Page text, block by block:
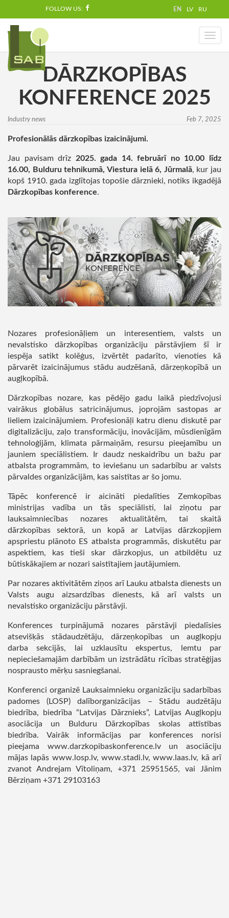
FOLLOW US: EN LV RU
Toggle
DĀRZKOPĪBAS
KONFERENCE 2025
Industry news Feb 7, 2025
Profesionālās dārzkopības izaicinājumi.
Jau pavisam drīz 2025. gada 14. februārī no 10.00 līdz
16.00, Bulduru tehnikumā, Viestura ielā 6, Jūrmalā, kur jau
kopš 1910. gada izglītojas topošie dārznieki, notiks ikgadējā
Dārzkopības konference.
Nozares profesionāļiem un interesentiem, valsts un
nevalstisko dārzkopības organizāciju pārstāvjiem šī ir
iespēja satikt kolēģus, izvērtēt padarīto, vienoties kā
pārvarēt izaicinājumus stādu audzēšanā, dārzeņkopībā un
augļkopībā.
Dārzkopības nozare, kas pēdējo gadu laikā piedzīvojusi
vairākus globālus satricinājumus, joprojām sastopas ar
lieliem izaicinājumiem. Profesionāļi katru dienu diskutē par
digitalizāciju, zaļo transformāciju, inovācijām, mūsdienīgām
tehnoloģijām, klimata pārmaiņām, resursu pieejamību un
jauniem speciālistiem. Ir daudz neskaidrību un bažu par
atbalsta programmām, to ieviešanu un sadarbību ar valsts
pārvaldes organizācijām, kas saistītas ar šo jomu.
Tāpēc konferencē ir aicināti piedalīties Zemkopības
ministrijas vadība un tās speciālisti, lai ziņotu par
lauksaimniecības nozares aktualitātēm, tai skaitā
dārzkopības sektorā, un kopā ar Latvijas dārzkopjiem
apspriestu plānoto ES atbalsta programmās, diskutētu par
aspektiem, kas tieši skar dārzkopjus, un atbildētu uz
būtiskākajiem ar nozari saistītajiem jautājumiem.
Par nozares aktivitātēm ziņos arī Lauku atbalsta dienests un
Valsts augu aizsardzības dienests, kā arī valsts un
nevalstisko organizāciju pārstāvji.
Konferences turpinājumā nozares pārstāvji piedalīsies
atsevišķās stādaudzētāju, dārzeņkopības un augļkopju
darba sekcijās, lai uzklausītu ekspertus, lemtu par
nepieciešamajām darbībām un izstrādātu rīcības stratēģijas
nosprausto mērķu sasniegšanai.
Konferenci organizē Lauksaimnieku organizāciju sadarbības
padomes (LOSP) dalīborganizācijas – Stādu audzētāju
biedrība, biedrība “Latvijas Dārznieks”, Latvijas Augļkopju
asociācija un Bulduru Dārzkopības skolas attīstības
biedrība. Vairāk informācijas par konferences norisi
pieejama www.darzkopibaskonference.lv un asociāciju
mājas lapās www.losp.lv, www.stadi.lv, www.laas.lv, kā arī
zvanot Andrejam Vītoliņam, +371 25951565, vai Jānim
Bērziņam +371 29103163